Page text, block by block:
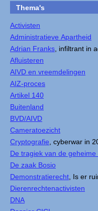
Thema's
Activisten
Administratieve Apartheid
Adrian Franks , infiltrant in
Afluisteren
AIVD en vreemdelingen
AIZ-proces
Artikel 140
Buitenland
BVD/AIVD
Cameratoezicht
Cryptografie , cyberwar in
De tragiek van de geheime
De zaak Bosio
Demonstratierecht , Is er
Dierenrechtenactivisten
DNA